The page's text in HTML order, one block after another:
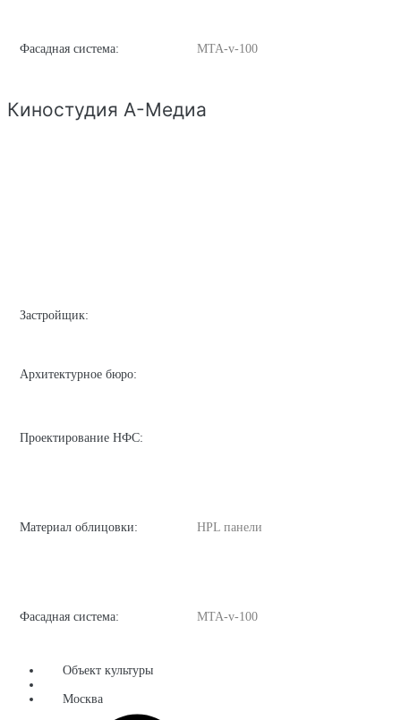
Фасадная система: MTA-v-100
Киностудия А-Медиа
Застройщик:
Архитектурное бюро:
Проектирование НФС:
Материал облицовки: HPL панели
Фасадная система: MTA-v-100
Объект культуры
Москва